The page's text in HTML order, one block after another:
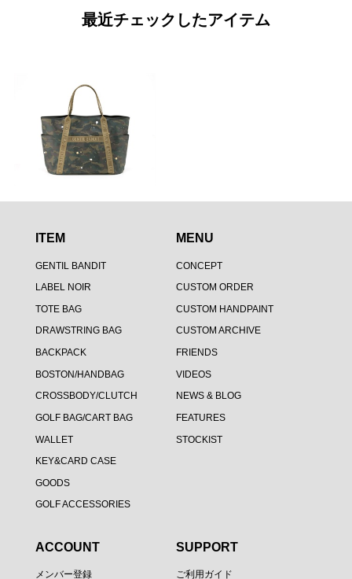
最近チェックしたアイテム
ITEM
GENTIL BANDIT
LABEL NOIR
TOTE BAG
DRAWSTRING BAG
BACKPACK
BOSTON/HANDBAG
CROSSBODY/CLUTCH
GOLF BAG/CART BAG
WALLET
KEY&CARD CASE
GOODS
GOLF ACCESSORIES
MENU
CONCEPT
CUSTOM ORDER
CUSTOM HANDPAINT
CUSTOM ARCHIVE
FRIENDS
VIDEOS
NEWS & BLOG
FEATURES
STOCKIST
ACCOUNT
メンバー登録
SUPPORT
ご利用ガイド